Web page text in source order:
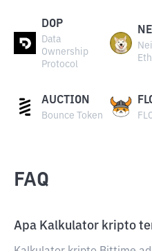
DOP
Data
Ownership
Protocol
AUCTION
Bounce Token
FAQ
Apa Kalkulator kripto